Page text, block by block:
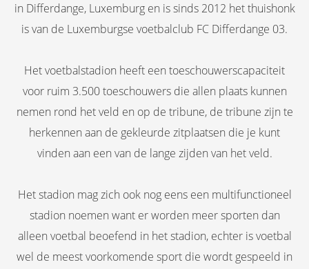
in Differdange, Luxemburg en is sinds 2012 het thuishonk
is van de Luxemburgse voetbalclub FC Differdange 03.
Het voetbalstadion heeft een toeschouwerscapaciteit
voor ruim 3.500 toeschouwers die allen plaats kunnen
nemen rond het veld en op de tribune, de tribune zijn te
herkennen aan de gekleurde zitplaatsen die je kunt
vinden aan een van de lange zijden van het veld.
Het stadion mag zich ook nog eens een multifunctioneel
stadion noemen want er worden meer sporten dan
alleen voetbal beoefend in het stadion, echter is voetbal
wel de meest voorkomende sport die wordt gespeeld in